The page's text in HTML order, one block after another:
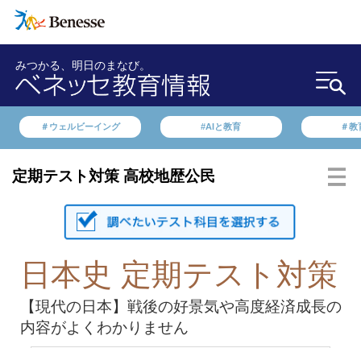
みつかる、明日のまなび。
＃ウェルビーイング #AIと教育 ＃教
定期テスト対策 高校地歴公民
日本史 定期テスト対策
【現代の日本】戦後の好景気や高度経済成長の
内容がよくわかりません